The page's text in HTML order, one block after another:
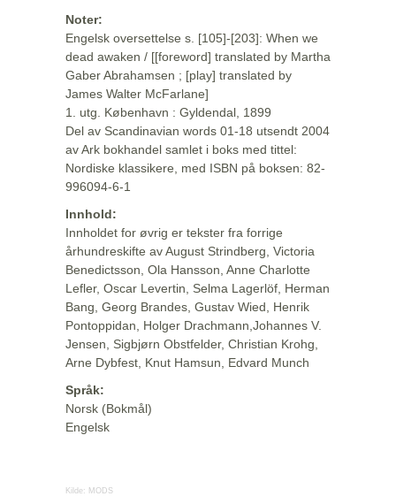
Noter:
Engelsk oversettelse s. [105]-[203]: When we
dead awaken / [[foreword] translated by Martha
Gaber Abrahamsen ; [play] translated by
James Walter McFarlane]
1. utg. København : Gyldendal, 1899
Del av Scandinavian words 01-18 utsendt 2004
av Ark bokhandel samlet i boks med tittel:
Nordiske klassikere, med ISBN på boksen: 82-
996094-6-1
Innhold:
Innholdet for øvrig er tekster fra forrige
århundreskifte av August Strindberg, Victoria
Benedictsson, Ola Hansson, Anne Charlotte
Lefler, Oscar Levertin, Selma Lagerlöf, Herman
Bang, Georg Brandes, Gustav Wied, Henrik
Pontoppidan, Holger Drachmann,Johannes V.
Jensen, Sigbjørn Obstfelder, Christian Krohg,
Arne Dybfest, Knut Hamsun, Edvard Munch
Språk:
Norsk (Bokmål)
Engelsk
Kilde: MODS